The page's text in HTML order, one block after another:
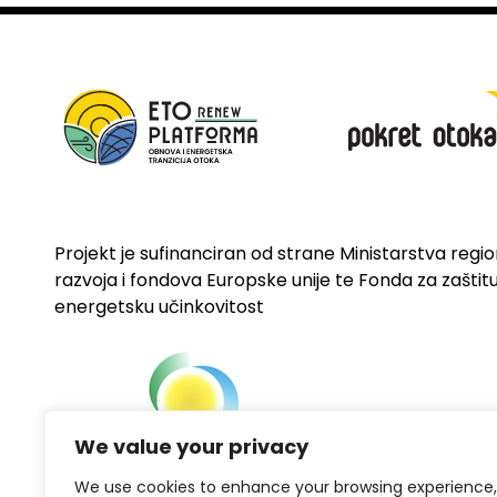
We value your privacy
We use cookies to enhance your browsing experience,
Projekt je sufinanciran od strane Ministarstva
razvoja i fondova Europske unije te Fonda za
energetsku učinkovitost